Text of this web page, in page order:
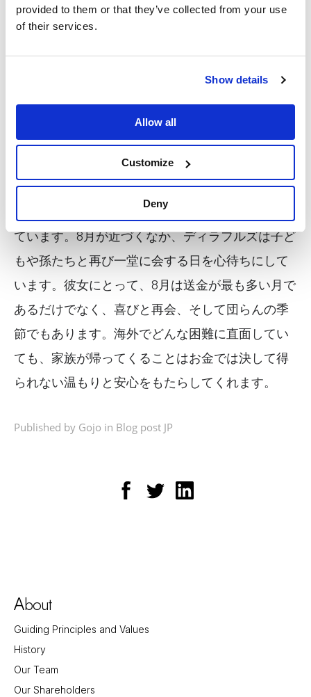
provided to them or that they’ve collected from your use
of their services.
Show details
Allow all
Customize
Deny
Humoの存在は、ディラフルズの家族にとって大
シアへの渡航費用の工面や家畜の購入など、さま
ざまな用途に活用されてきました。これらの投資
は小規模ながらも、出稼ぎ労働の不安定な面を補
い、家庭が安定した経済的基盤を築く助けになっ
ています。8月が近づくなか、ディラフルズは子ど
もや孫たちと再び一堂に会する日を心待ちにして
います。彼女にとって、8月は送金が最も多い月で
あるだけでなく、喜びと再会、そして団らんの季
節でもあります。海外でどんな困難に直面してい
ても、家族が帰ってくることはお金では決して得
られない温もりと安心をもたらしてくれます。
Published by Gojo in Blog post JP
About
Guiding Principles and Values
History
Our Team
Our Shareholders